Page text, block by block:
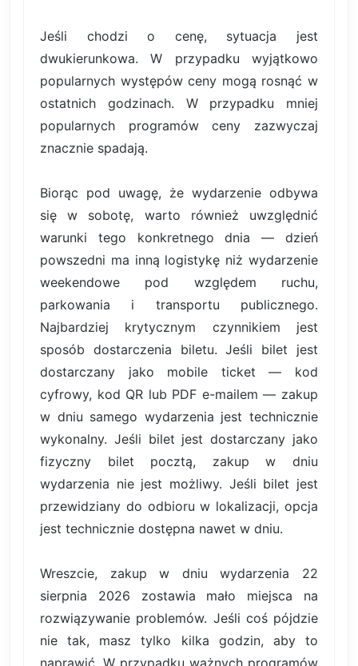
Jeśli chodzi o cenę, sytuacja jest
dwukierunkowa. W przypadku wyjątkowo
popularnych występów ceny mogą rosnąć w
ostatnich godzinach. W przypadku mniej
popularnych programów ceny zazwyczaj
znacznie spadają.
Biorąc pod uwagę, że wydarzenie odbywa
się w sobotę, warto również uwzględnić
warunki tego konkretnego dnia — dzień
powszedni ma inną logistykę niż wydarzenie
weekendowe pod względem ruchu,
parkowania i transportu publicznego.
Najbardziej krytycznym czynnikiem jest
sposób dostarczenia biletu. Jeśli bilet jest
dostarczany jako mobile ticket — kod
cyfrowy, kod QR lub PDF e-mailem — zakup
w dniu samego wydarzenia jest technicznie
wykonalny. Jeśli bilet jest dostarczany jako
fizyczny bilet pocztą, zakup w dniu
wydarzenia nie jest możliwy. Jeśli bilet jest
przewidziany do odbioru w lokalizacji, opcja
jest technicznie dostępna nawet w dniu.
Wreszcie, zakup w dniu wydarzenia 22
sierpnia 2026 zostawia mało miejsca na
rozwiązywanie problemów. Jeśli coś pójdzie
nie tak, masz tylko kilka godzin, aby to
naprawić. W przypadku ważnych programów